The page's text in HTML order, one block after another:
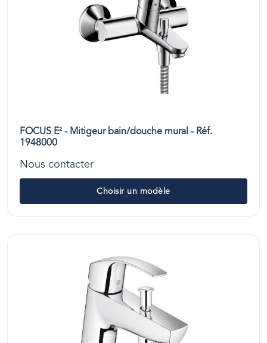
FOCUS E² - Mitigeur bain/douche mural - Réf.
1948000
Nous contacter
Choisir un modèle